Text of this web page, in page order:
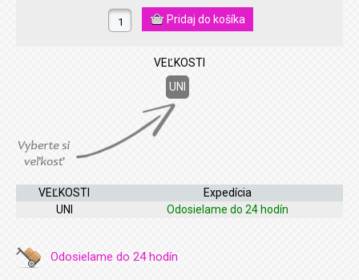
VEĽKOSTI
UNI
VEĽKOSTI
Expedícia
UNI
Odosielame do 24 hodín
Odosielame do 24 hodín